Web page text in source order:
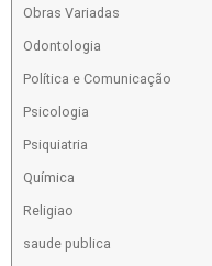
Obras Variadas
Odontologia
Política e Comunicação
Psicologia
Psiquiatria
Química
Religiao
saude publica